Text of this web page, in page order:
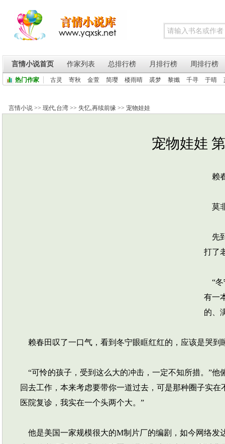
言情小说首页 作家列表 总排行榜 月排行榜 周排行榜
热门作家 古灵 寄秋 金萱 简璎 楼雨晴 裘梦 黎孅 千寻 于晴
言情小说 >> 现代,台湾 >> 失忆,再续前缘 >> 宠物娃娃
宠物娃娃
赖
莫
先
打了
“冬
有一
的、
赖春田叹了一口气，看到冬宁眼眶红红的，应该是哭到
“可怜的孩子，受到这么大的冲击，一定不知所措。”他
回去工作，本来考虑要带你一道过去，可是那种圈子实
医院复诊，我实在一个头两个大。”
他是美国一家规模很大的M制片厂的编剧，如今网络发